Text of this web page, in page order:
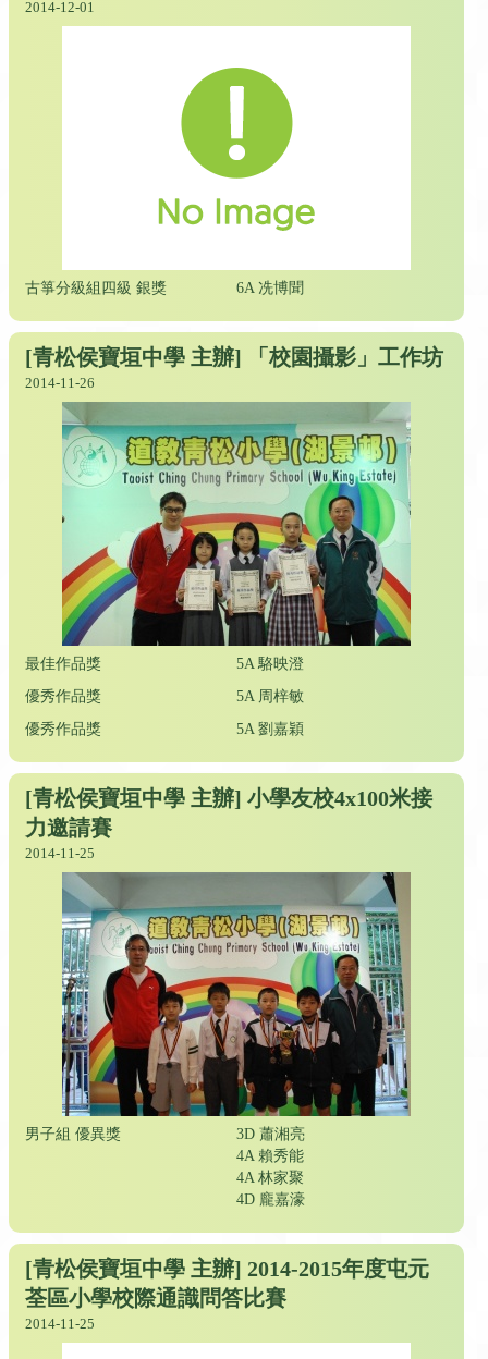
2014-12-01
古箏分級組四級 銀獎 6A 冼博聞
[青松侯寶垣中學 主辦] 「校園攝影」工作坊
2014-11-26
最佳作品獎
優秀作品獎
優秀作品獎
5A 駱映澄
5A 周梓敏
5A 劉嘉穎
[青松侯寶垣中學 主辦] 小學友校4x100米接
力邀請賽
2014-11-25
男子組 優異獎
3D 蕭湘亮
4A 賴秀能
4A 林家聚
4D 龐嘉濠
[青松侯寶垣中學 主辦] 2014-2015年度屯元
荃區小學校際通識問答比賽
2014-11-25